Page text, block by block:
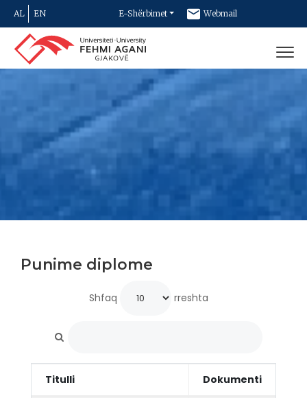
AL EN E-Shërbimet Webmail
Newsletter
Punime diplome
Shfaq rreshta
Titulli Dokumenti